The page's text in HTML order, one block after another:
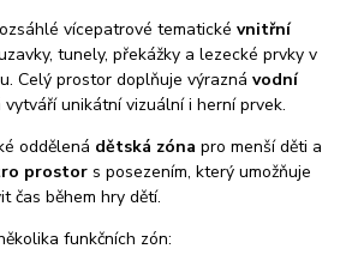
vícepatrové tematické vnitřní
tunely, překážky a lezecké prvky v
Celý prostor doplňuje výrazná vodní
vytváří unikátní vizuální i herní prvek.
oddělená dětská zóna pro menší děti a
prostor s posezením, který umožňuje
čas během hry dětí.
funkčních zón: